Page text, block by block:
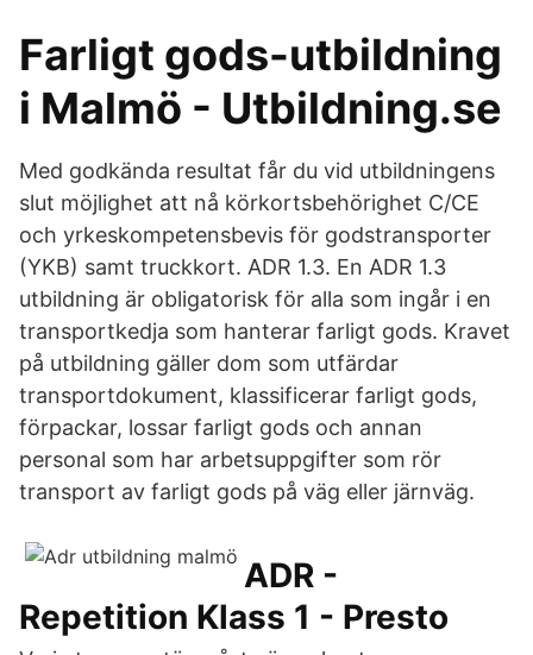
Farligt gods-utbildning
i Malmö - Utbildning.se
Med godkända resultat får du vid utbildningens
slut möjlighet att nå körkortsbehörighet C/CE
och yrkeskompetensbevis för godstransporter
(YKB) samt truckkort. ADR 1.3. En ADR 1.3
utbildning är obligatorisk för alla som ingår i en
transportkedja som hanterar farligt gods. Kravet
på utbildning gäller dom som utfärdar
transportdokument, klassificerar farligt gods,
förpackar, lossar farligt gods och annan
personal som har arbetsuppgifter som rör
transport av farligt gods på väg eller järnväg.
ADR -
Repetition Klass 1 - Presto